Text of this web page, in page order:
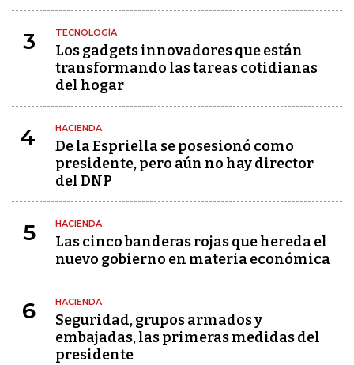
3 TECNOLOGÍA
Los gadgets innovadores que están
transformando las tareas cotidianas
del hogar
4 HACIENDA
De la Espriella se posesionó como
presidente, pero aún no hay director
del DNP
5 HACIENDA
Las cinco banderas rojas que hereda el
nuevo gobierno en materia económica
6 HACIENDA
Seguridad, grupos armados y
embajadas, las primeras medidas del
presidente